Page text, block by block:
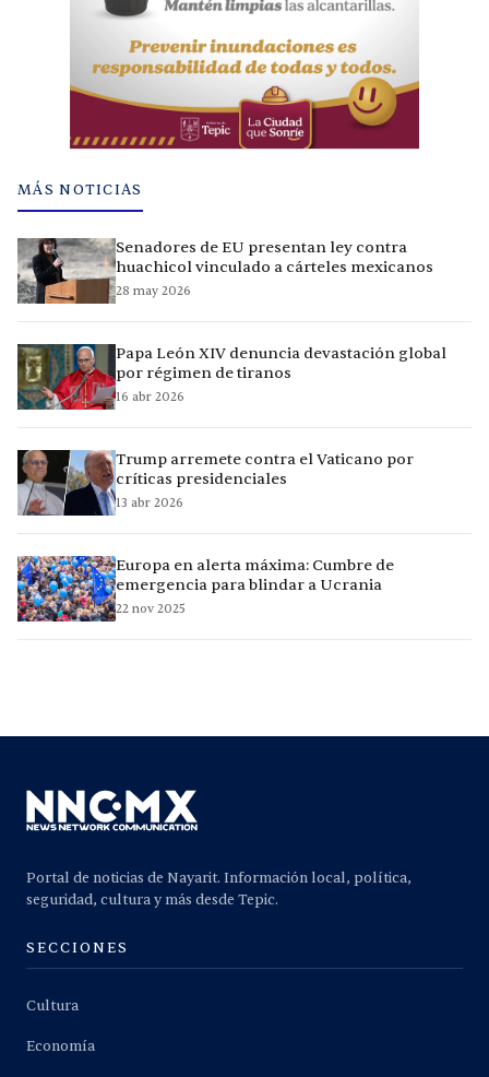
MÁS NOTICIAS
Senadores de EU presentan ley contra
huachicol vinculado a cárteles mexicanos
28 may 2026
Papa León XIV denuncia devastación global
por régimen de tiranos
16 abr 2026
Trump arremete contra el Vaticano por
críticas presidenciales
13 abr 2026
Europa en alerta máxima: Cumbre de
emergencia para blindar a Ucrania
22 nov 2025
Portal de noticias de Nayarit. Información local, política,
seguridad, cultura y más desde Tepic.
SECCIONES
Cultura
Economía